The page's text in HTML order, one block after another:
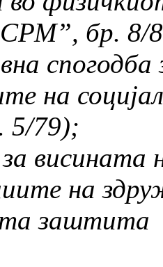
СРМ”, бр. 8/
спогодба
на
5/79);
висината
на
заштита